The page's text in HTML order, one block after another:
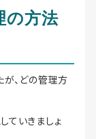
の方法
、どの管理方
ていきましょ